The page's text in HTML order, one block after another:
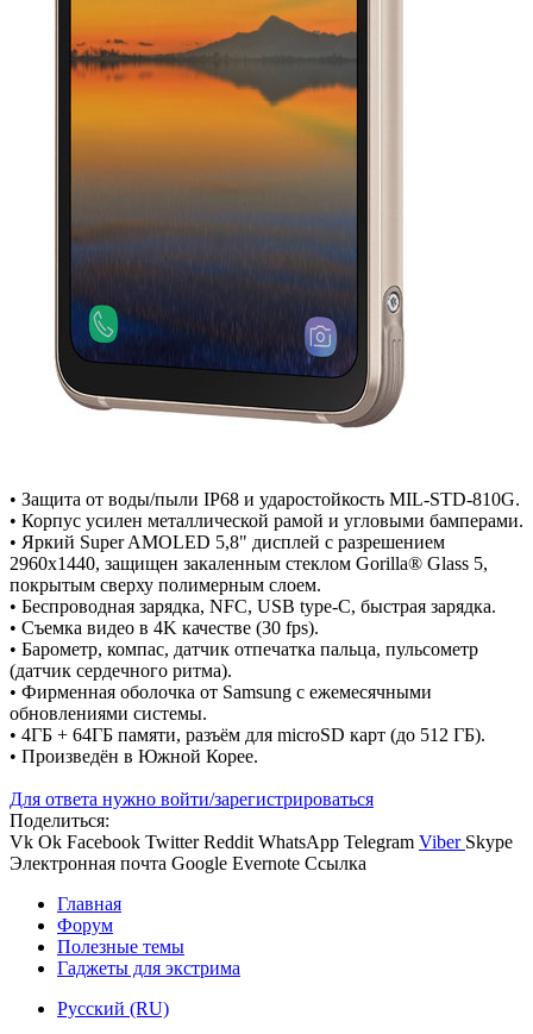
• Защита от воды/пыли IP68 и ударостойкость MIL-STD-810G.
• Корпус усилен металлической рамой и угловыми бамперами.
• Яркий Super AMOLED 5,8" дисплей с разрешением
2960x1440, защищен закаленным стеклом Gorilla® Glass 5,
покрытым сверху полимерным слоем.
• Беспроводная зарядка, NFC, USB type-C, быстрая зарядка.
• Съемка видео в 4K качестве (30 fps).
• Барометр, компас, датчик отпечатка пальца, пульсометр
(датчик сердечного ритма).
• Фирменная оболочка от Samsung с ежемесячными
обновлениями системы.
• 4ГБ + 64ГБ памяти, разъём для microSD карт (до 512 ГБ).
• Произведён в Южной Корее.
Для ответа нужно войти/зарегистрироваться
Поделиться:
Vk Ok Facebook Twitter Reddit WhatsApp Telegram Viber Skype
Электронная почта Google Evernote Ссылка
Главная
Форум
Полезные темы
Гаджеты для экстрима
Русский (RU)